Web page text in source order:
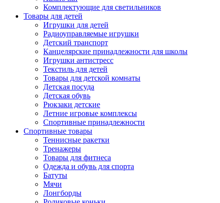
Комплектующие для светильников
Товары для детей
Игрушки для детей
Радиоуправляемые игрушки
Детский транспорт
Канцелярские принадлежности для школы
Игрушки антистресс
Текстиль для детей
Товары для детской комнаты
Детская посуда
Детская обувь
Рюкзаки детские
Летние игровые комплексы
Спортивные принадлежности
Спортивные товары
Теннисные ракетки
Тренажеры
Товары для фитнеса
Одежда и обувь для спорта
Батуты
Мячи
Лонгборды